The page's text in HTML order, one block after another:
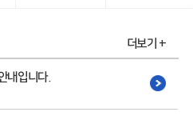
더보기 +
내입니다.